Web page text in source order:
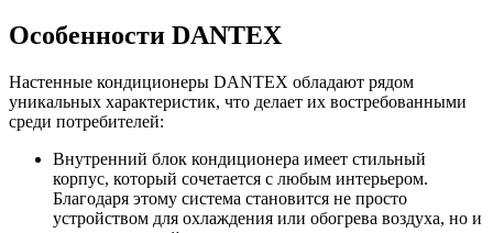
Особенности DANTEX
Настенные кондиционеры DANTEX обладают рядом
уникальных характеристик, что делает их востребованными
среди потребителей:
Внутренний блок кондиционера имеет стильный
корпус, который сочетается с любым интерьером.
Благодаря этому система становится не просто
устройством для охлаждения или обогрева воздуха, но и